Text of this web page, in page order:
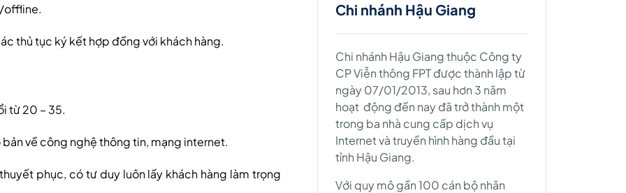
offline.
thủ tục ký kết hợp đồng với khách hàng.
từ 20 – 35.
về công nghệ thông tin, mạng internet.
phục, có tư duy luôn lấy khách hàng làm trọng
Chi nhánh Hậu Giang
Chi nhánh Hậu Giang thuộc Công ty
CP Viễn thông FPT được thành lập từ
ngày 07/01/2013, sau hơn 3 năm
hoạt động đến nay đã trở thành một
trong ba nhà cung cấp dịch vụ
Internet và truyền hình hàng đầu tại
tỉnh Hậu Giang.
Với quy mô gần 100 cán bộ nhân